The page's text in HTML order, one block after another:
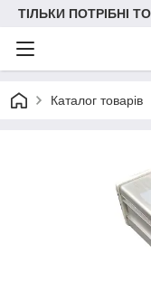
ТІЛЬКИ ПОТРІБНІ
Каталог товарів